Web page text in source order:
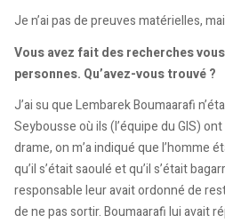
Je n’ai pas de preuves matérielles,
Vous avez fait des recherches
personnes. Qu’avez-vous trouvé ?
J’ai su que Lembarek Boumaarafi
Seybousse où ils (l’équipe du GIS)
drame, on m’a indiqué que l’homme
qu’il s’était saoulé et qu’il s’était
responsable leur avait ordonné de
de ne pas sortir. Boumaarafi lui avait